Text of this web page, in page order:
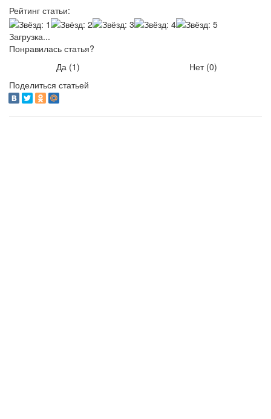
Рейтинг статьи:
Загрузка...
Понравилась статья?
Да (1) Нет (0)
Поделиться статьей